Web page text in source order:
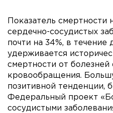
Показатель смертности
сердечно-сосудистых
почти на 34%, в течение
удерживается
смертности от болезней
кровообращения.
позитивной тенденции,
Федеральный проект
сосудистыми